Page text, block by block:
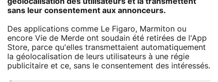
sans leur consentement aux annonceurs.
Des applications comme Le Figaro, Marmiton ou
encore Vie de Merde ont soudain été retirées de l'App
Store, parce qu'elles transmettaient automatiquement
la géolocalisation de leurs utilisateurs à une régie
publicitaire et ce, sans le consentement des intéressés.